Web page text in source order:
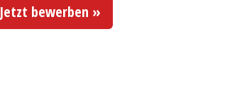
Jetzt bewerben »